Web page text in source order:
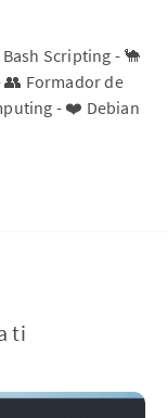
Scripting - 🐪
👥 Formador de
- ❤️ Debian
ti